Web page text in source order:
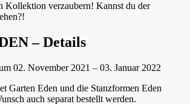
Kollektion verzaubern! Kannst du der
– Details
02. November 2021 – 03. Januar 2022
Garten Eden und die Stanzformen Eden
auch separat bestellt werden.